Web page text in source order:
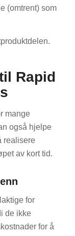
(omtrent) som
Rapid
mange
også hjelpe
realisere
av kort tid.
for
de ikke
for å